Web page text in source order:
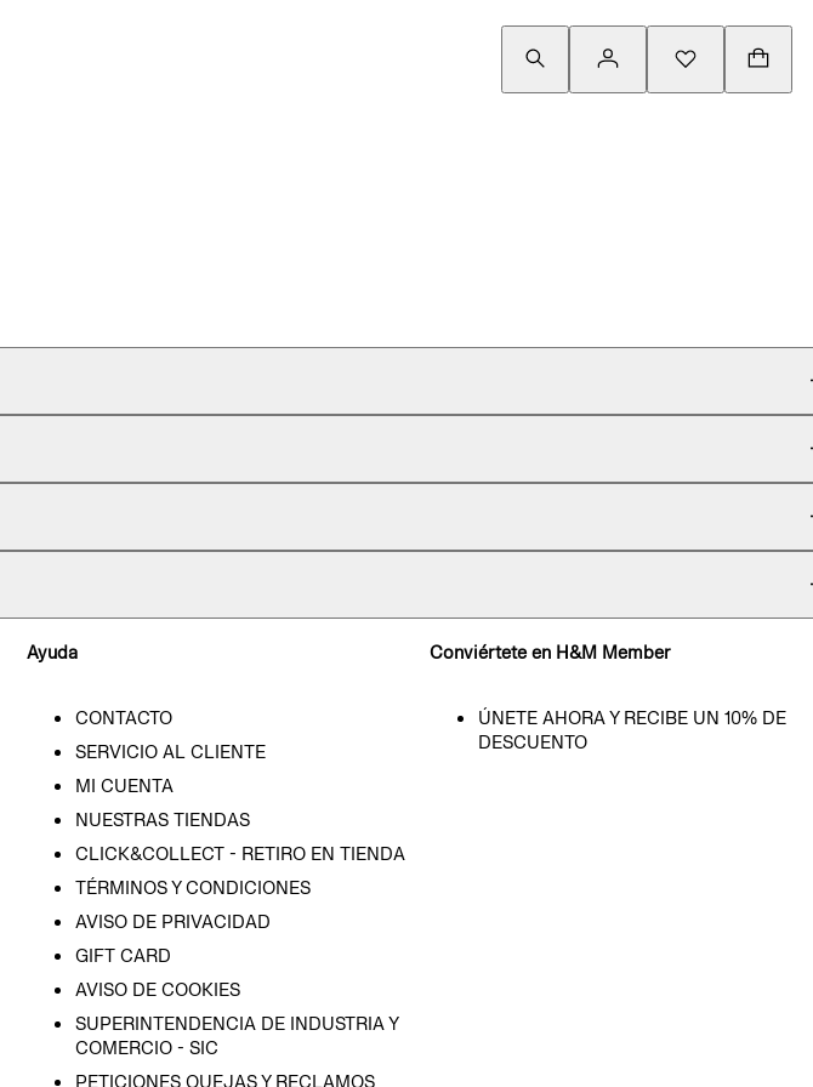
Ayuda
CONTACTO
SERVICIO AL CLIENTE
MI CUENTA
NUESTRAS TIENDAS
CLICK&COLLECT - RETIRO EN TIENDA
TÉRMINOS Y CONDICIONES
AVISO DE PRIVACIDAD
GIFT CARD
AVISO DE COOKIES
SUPERINTENDENCIA DE INDUSTRIA Y
COMERCIO - SIC
PETICIONES QUEJAS Y RECLAMOS
Conviértete en H&M Member
ÚNETE AHORA Y RECIBE UN 10% DE
DESCUENTO